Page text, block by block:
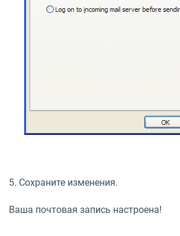
5. Сохраните изменения.
Ваша почтовая запись настроена!